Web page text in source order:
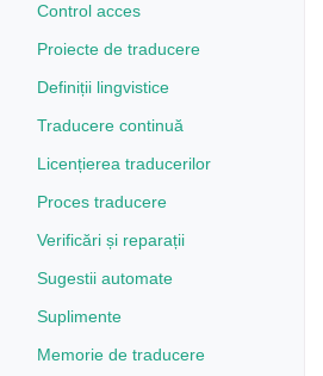
Control acces
Proiecte de traducere
Definiții lingvistice
Traducere continuă
Licențierea traducerilor
Proces traducere
Verificări și reparații
Sugestii automate
Suplimente
Memorie de traducere